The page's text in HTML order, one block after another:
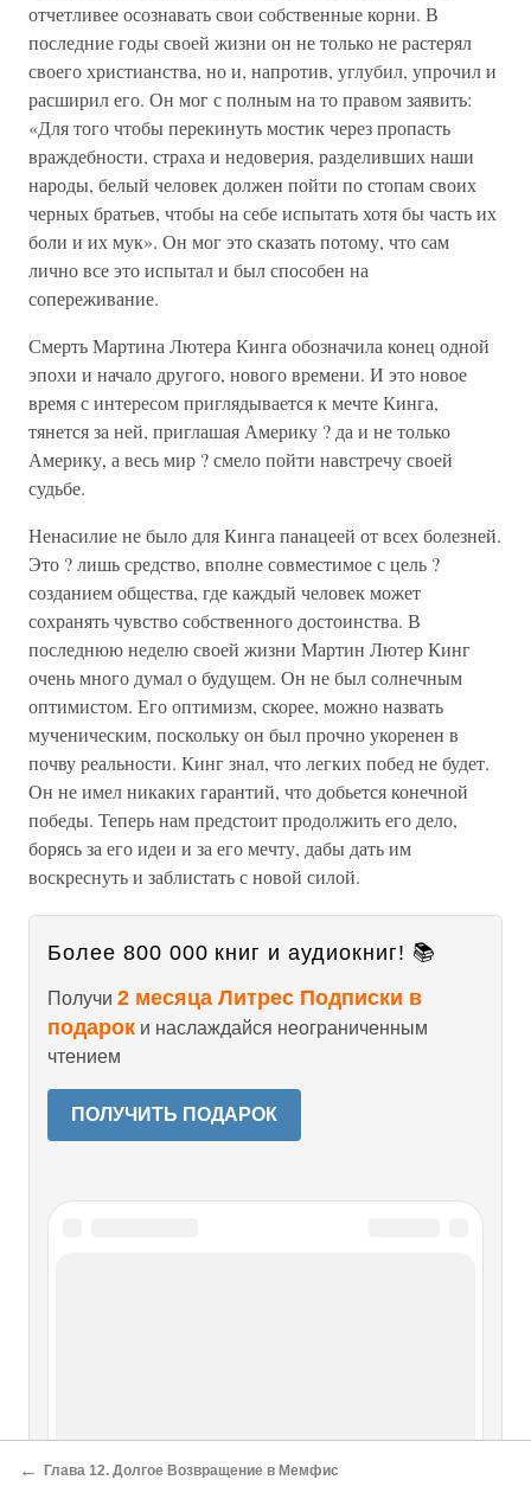
отчетливее осознавать свои собственные корни. В
последние годы своей жизни он не только не растерял
своего христианства, но и, напротив, углубил, упрочил и
расширил его. Он мог с полным на то правом заявить:
«Для того чтобы перекинуть мостик через пропасть
враждебности, страха и недоверия, разделивших наши
народы, белый человек должен пойти по стопам своих
черных братьев, чтобы на себе испытать хотя бы часть их
боли и их мук». Он мог это сказать потому, что сам
лично все это испытал и был способен на
сопереживание.
Смерть Мартина Лютера Кинга обозначила конец одной
эпохи и начало другого, нового времени. И это новое
время с интересом приглядывается к мечте Кинга,
тянется за ней, приглашая Америку ? да и не только
Америку, а весь мир ? смело пойти навстречу своей
судьбе.
Ненасилие не было для Кинга панацеей от всех болезней.
Это ? лишь средство, вполне совместимое с цель ?
созданием общества, где каждый человек может
сохранять чувство собственного достоинства. В
последнюю неделю своей жизни Мартин Лютер Кинг
очень много думал о будущем. Он не был солнечным
оптимистом. Его оптимизм, скорее, можно назвать
мученическим, поскольку он был прочно укоренен в
почву реальности. Кинг знал, что легких побед не будет.
Он не имел никаких гарантий, что добьется конечной
победы. Теперь нам предстоит продолжить его дело,
борясь за его идеи и за его мечту, дабы дать им
воскреснуть и заблистать с новой силой.
Более 800 000 книг и аудиокниг! 📚
Получи 2 месяца Литрес Подписки в
подарок и наслаждайся неограниченным
чтением
ПОЛУЧИТЬ ПОДАРОК
«ВОСКРЕСЕНИЕ» — ДЛЯ
ДУХОБОРОВ
← Глава 12. Долгое Возвращение в Мемфис